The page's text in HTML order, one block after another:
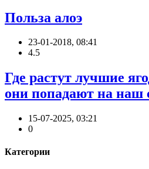
Польза алоэ
23-01-2018, 08:41
4.5
Где растут лучшие
они попадают на наш
15-07-2025, 03:21
0
Категории